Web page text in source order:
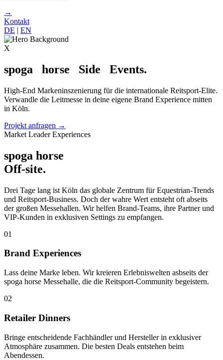
→
Kontakt
DE | EN
X
spoga horse Side Events.
High-End Markeninszenierung für die internationale Reitsport-Elite.
Verwandle die Leitmesse in deine eigene Brand Experience mitten
in Köln.
Projekt anfragen →
Market Leader Experiences
spoga horse
Off-site.
Drei Tage lang ist Köln das globale Zentrum für Equestrian-Trends
und Reitsport-Business. Doch der wahre Wert entsteht oft abseits
der großen Messehallen. Wir helfen Brand-Teams, ihre Partner und
VIP-Kunden in exklusiven Settings zu empfangen.
01
Brand Experiences
Lass deine Marke leben. Wir kreieren Erlebniswelten asbseits der
spoga horse Messehalle, die die Reitsport-Community begeistern.
02
Retailer Dinners
Bringe entscheidende Fachhändler und Hersteller in exklusiver
Atmosphäre zusammen. Die besten Deals entstehen beim
Abendessen.